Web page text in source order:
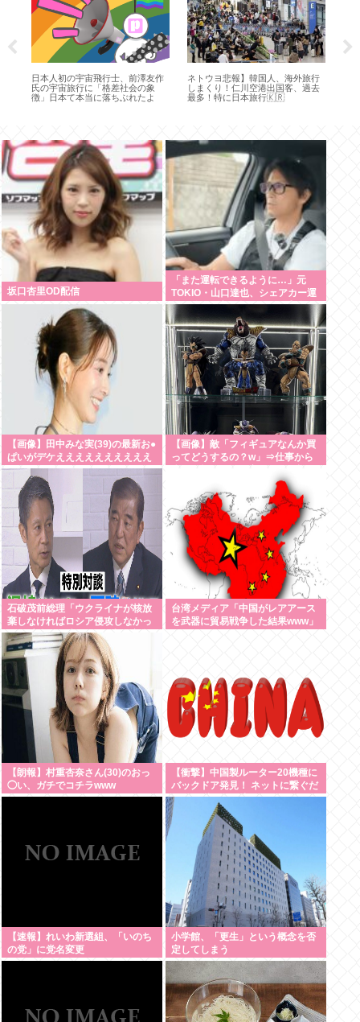
日本人初の宇宙飛行士、前澤友作
氏の宇宙旅行に「格差社会の象
徴」日本て本当に落ちぶれたよ
ネトウヨ悲報】韓国人、海外旅行
しまくり！仁川空港出国客、過去
最多！特に日本旅行🇰🇷
坂口杏里OD配信
「また運転できるように…」元
TOKIO・山口達也、シェアカー運
転&ギター演奏姿にファン感動
【画像】田中みな実(39)の最新お●
ぱいがデケええええええええええ
【画像】敵「フィギュアなんか買
ってどうするの？w」⇒仕事から
あったら疲れが吹き飛ぶだろ？
石破茂前総理「ウクライナが核放
棄しなければロシア侵攻しなかっ
た」 広島から考える”平和と安全
保障”
台湾メディア「中国がレアアース
を武器に貿易戦争した結果www」
【朗報】村重杏奈さん(30)のおっ
◯い、ガチでコチラwww
【衝撃】中国製ルーター20機種に
バックドア発見！ ネットに繋ぐだ
けで35秒ごとに中国のサーバーと
通信
【速報】れいわ新選組、「いのち
の党」に党名変更
小学館、「更生」という概念を否
定してしまう